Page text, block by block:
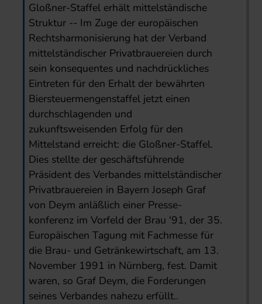
Gloßner-Staffel erhält mittelständische
Struktur -- Im Zuge der europäischen
Rechtsharmonisierung hat der Verband
mittelständischer Privatbrauereien durch
sein konsequentes und nachdrückliches
Eintreten für den Erhalt der bewährten
Biersteuermengenstaffel jetzt einen
durchschlagenden und
zukunftsweisenden Erfolg für den
Mittelstand erreicht: die Gloßner-Staffel.
Dies stellte der geschäftsführende
Präsident des Verbandes mittelständischer
Privatbrauereien in Bayern Joseph Graf
von Deym anläßlich einer Presse-
konferenz im Vorfeld der Brau '91, der 35.
Europäischen Tagung mit Fachmesse für
die Brau- und Getränkewirtschaft, am 13.
November 1991 in Nürnberg, fest. Damit
waren, so Graf Deym, die Forderungen
seines Verbandes nahezu erfüllt..